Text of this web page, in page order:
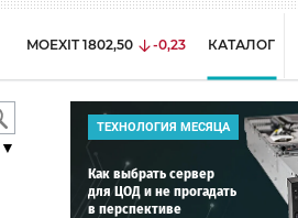
MOEXIT 1802,50 -0,23 КАТАЛОГ
ТЕХНОЛОГИЯ МЕСЯЦА
Как выбрать сервер
для ЦОД и не прогадать
в перспективе